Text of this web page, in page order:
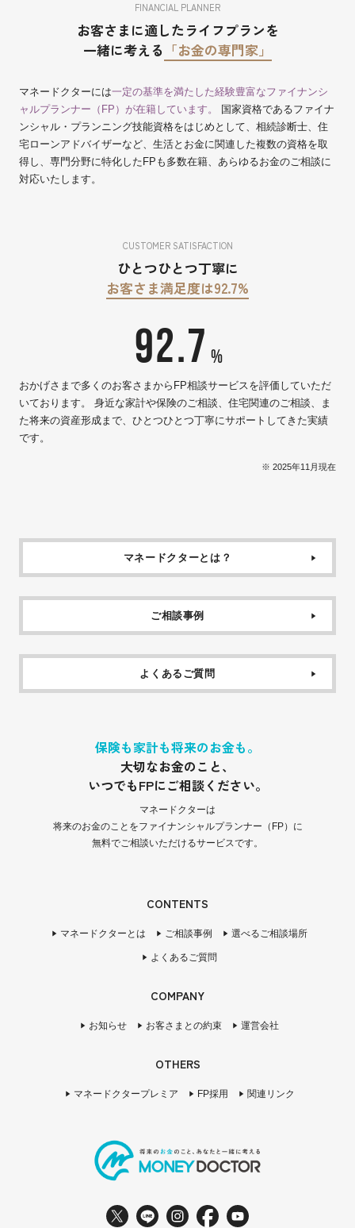
FINANCIAL PLANNER
お客さまに適したライフプランを
一緒に考える 「お金の専門家」
マネードクターには一定の基準を満たした経験豊富なファイナンシ
ャルプランナー（FP）が在籍しています。
国家資格であるファイナ
ンシャル・プランニング技能資格をはじめとして、相続診断士、住
宅ローンアドバイザーなど、生活とお金に関連した複数の資格を取
得し、専門分野に特化したFPも多数在籍、あらゆるお金のご相談に
対応いたします。
CUSTOMER SATISFACTION
ひとつひとつ丁寧に
お客さま満足度は92.7%
おかげさまで多くのお客さまからFP相談サービスを評価していただ
いております。 身近な家計や保険のご相談、住宅関連のご相談、ま
た将来の資産形成まで、ひとつひとつ丁寧にサポートしてきた実績
です。
※ 2025年11月現在
92.7 %
マネードクターとは？
ご相談事例
よくあるご質問
保険も家計も将来のお金も。
大切なお金のこと、
いつでもFPにご相談ください。
マネードクターは
将来のお金のことをファイナンシャルプランナー（FP）に
無料でご相談いただけるサービスです。
CONTENTS
マネードクターとは ご相談事例 選べるご相談場所
よくあるご質問
COMPANY
お知らせ お客さまとの約束 運営会社
OTHERS
マネードクタープレミア FP採用 関連リンク